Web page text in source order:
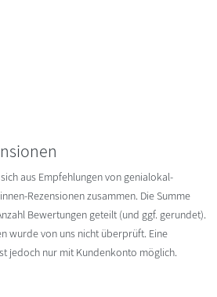
aus Empfehlungen von genialokal-
Rezensionen zusammen. Die Summe
Bewertungen geteilt (und ggf. gerundet).
wurde von uns nicht überprüft. Eine
jedoch nur mit Kundenkonto möglich.